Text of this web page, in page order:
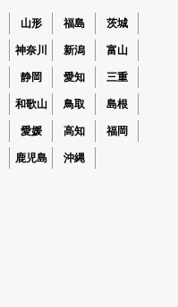
山形 福島 茨城
神奈川 新潟 富山
静岡 愛知 三重
和歌山 鳥取 島根
愛媛 高知 福岡
鹿児島 沖縄